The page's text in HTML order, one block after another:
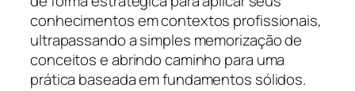
conhecimentos em contextos profissionais,
ultrapassando a simples memorização de
conceitos e abrindo caminho para uma
prática baseada em fundamentos sólidos.